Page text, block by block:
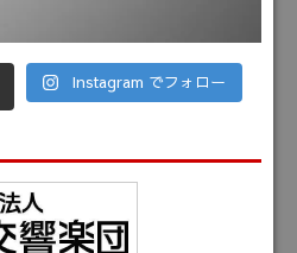
Instagram でフォロー